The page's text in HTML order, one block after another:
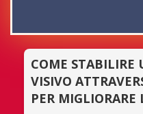
COME STABILIRE
VISIVO
PER